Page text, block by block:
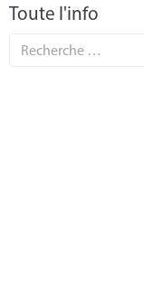
Toute l'info